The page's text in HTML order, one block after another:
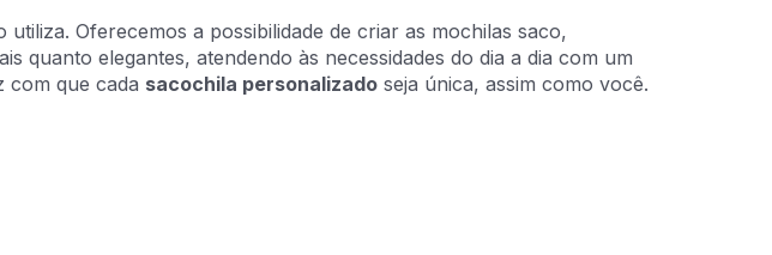
Oferecemos a possibilidade de criar as mochilas saco,
quanto elegantes, atendendo às necessidades do dia a dia com um
com que cada sacochila personalizado seja única, assim como você.